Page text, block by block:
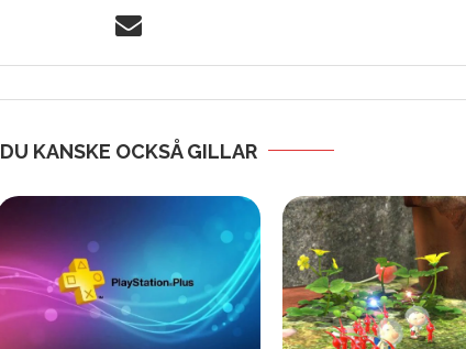
DU KANSKE OCKSÅ GILLAR